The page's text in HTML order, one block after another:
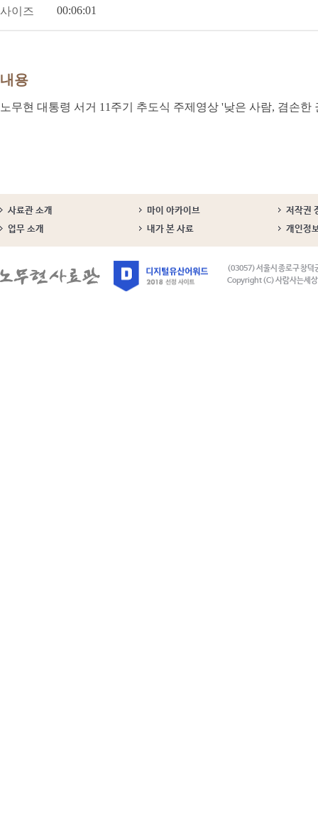
사이즈 00:06:01
내용
노무현 대통령 서거 11주기 추도식 주제영상 '낮은 사람, 겸손한
사료관 소개 마이 아카이브
저작권
업무 소개
내가 본 사료 개인정
(03057) 서울시 종로구 창덕
Copyright (C) 사람사는세